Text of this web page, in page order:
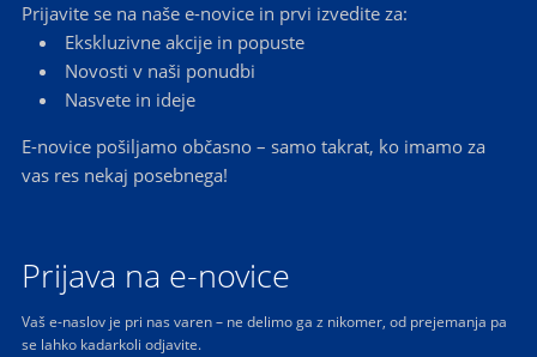
Prijavite se na naše e-novice in prvi izvedite za:
Ekskluzivne akcije in popuste
Novosti v naši ponudbi
Nasvete in ideje
E-novice pošiljamo občasno – samo takrat, ko imamo za
vas res nekaj posebnega!
Prijava na e-novice
Vaš e-naslov je pri nas varen – ne delimo ga z nikomer, od prejemanja pa
se lahko kadarkoli odjavite.